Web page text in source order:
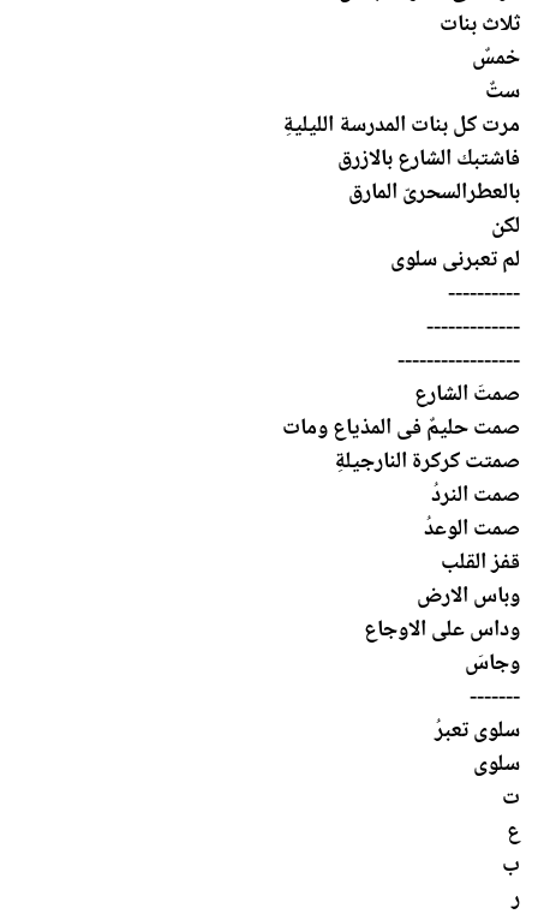
ثلاث بنات
خمسٌ
ستٌ
مرت كل بنات المدرسة الليليةِ
فاشتبك الشارع بالازرق
بالعطرالسحرىّ المارق
لكن
لم تعبرنى سلوى
----------
-------------
-----------------
صمتَ الشارع
صمت حليمٌ فى المذياع ومات
صمتت كركرة النارجيلةِ
صمت النردُ
صمت الوعدُ
قفز القلب
وباس الارض
وداس على الاوجاع
وجاسَ
-------
سلوى تعبرُ
سلوى
ت
ع
ب
ر